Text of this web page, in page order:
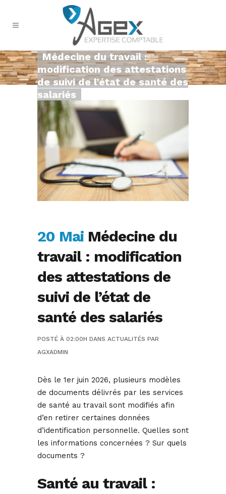
Médecine du travail :
modification des attestations
de suivi de l’état de santé des
salariés
20 Mai Médecine du
travail : modification
des attestations de
suivi de l’état de
santé des salariés
POSTÉ À 02:00H DANS ACTUALITÉS PAR
AGXADMIN
Dès le 1er juin 2026, plusieurs modèles
de documents délivrés par les services
de santé au travail sont modifiés afin
d’en retirer certaines données
d’identification personnelle. Quelles sont
les informations concernées ? Sur quels
documents ?
Santé au travail :